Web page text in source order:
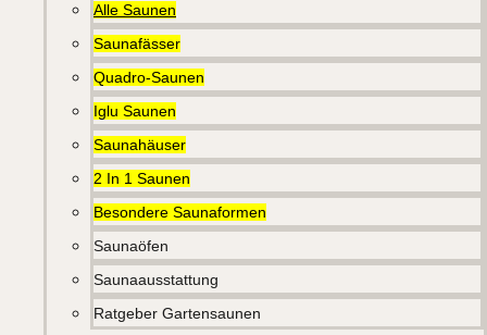
Alle Saunen
Saunafässer
Quadro-Saunen
Iglu Saunen
Saunahäuser
2 In 1 Saunen
Besondere Saunaformen
Saunaöfen
Saunaausstattung
Ratgeber Gartensaunen